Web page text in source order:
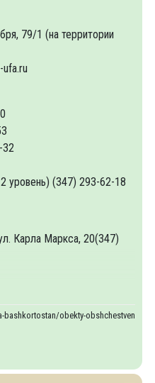
79/1 (на территории
32
уровень) (347) 293-62-18
Карла Маркса, 20(347)
bashkortostan/obekty-